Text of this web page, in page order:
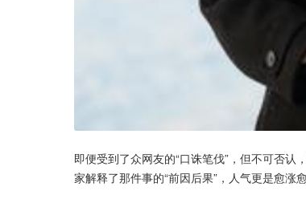
即便受到了众网友的“口诛笔伐”，但不可否认
家解释了那件事的“前因后果”，人气更是愈涨